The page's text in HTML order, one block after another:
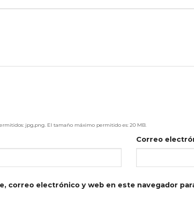
jpg,png. El tamaño máximo permitido es: 20 MB.
Correo
correo electrónico y web en este navegador